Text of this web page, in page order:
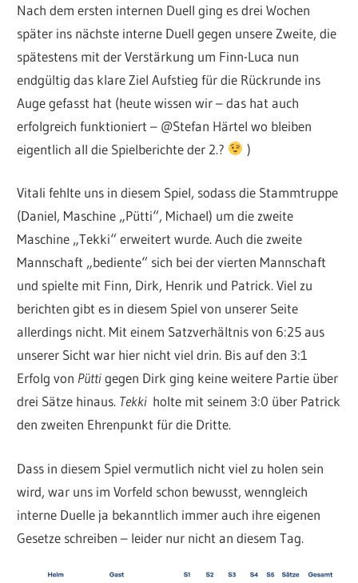
Nach dem ersten internen Duell ging es drei Wochen
später ins nächste interne Duell gegen unsere Zweite, die
spätestens mit der Verstärkung um Finn-Luca nun
endgültig das klare Ziel Aufstieg für die Rückrunde ins
Auge gefasst hat (heute wissen wir – das hat auch
erfolgreich funktioniert – @Stefan Härtel wo bleiben
eigentlich all die Spielberichte der 2.?
)
Vitali fehlte uns in diesem Spiel, sodass die Stammtruppe
(Daniel, Maschine „Pütti“, Michael) um die zweite
Maschine „Tekki“ erweitert wurde. Auch die zweite
Mannschaft „bediente“ sich bei der vierten Mannschaft
und spielte mit Finn, Dirk, Henrik und Patrick. Viel zu
berichten gibt es in diesem Spiel von unserer Seite
allerdings nicht. Mit einem Satzverhältnis von 6:25 aus
unserer Sicht war hier nicht viel drin. Bis auf den 3:1
Erfolg von Püttigegen Dirk ging keine weitere Partie über
drei Sätze hinaus. Tekki holte mit seinem 3:0 über Patrick
den zweiten Ehrenpunkt für die Dritte.
Dass in diesem Spiel vermutlich nicht viel zu holen sein
wird, war uns im Vorfeld schon bewusst, wenngleich
interne Duelle ja bekanntlich immer auch ihre eigenen
Gesetze schreiben – leider nur nicht an diesem Tag.